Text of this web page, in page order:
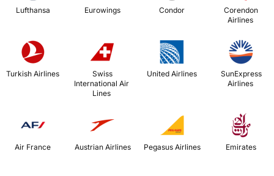
Lufthansa Eurowings Condor
Corendon
Airlines
Turkish Airlines
International Air
Lines
United Airlines
Airlines
Air France Austrian Airlines Emirates